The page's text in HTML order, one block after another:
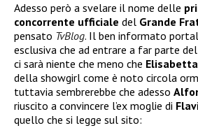
Adesso però a svelare il nome delle
concorrente ufficiale del Grande
pensato TvBlog. Il ben informato
esclusiva che ad entrare a far parte
ci sarà niente che meno che
della showgirl come è noto circola
tuttavia sembrerebbe che adesso
riuscito a convincere l’ex moglie di
quello che si legge sul sito: